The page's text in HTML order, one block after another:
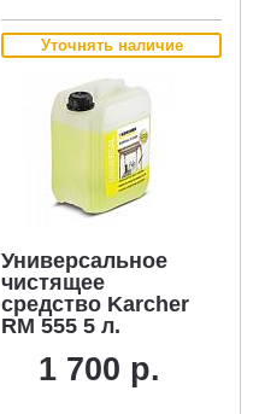
Уточнять наличие
Универсальное
чистящее
средство Karcher
RM 555 5 л.
1 700 р.